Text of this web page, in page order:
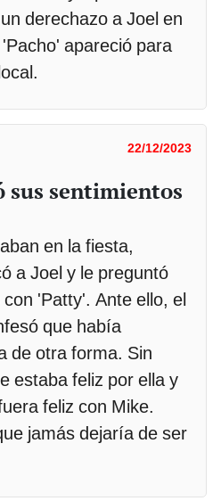
derechazo a Joel en
apareció para
22/12/2023
sus sentimientos
en la fiesta,
a Joel y le preguntó
'Patty'. Ante ello, el
que había
de otra forma. Sin
estaba feliz por ella y
feliz con Mike.
jamás dejaría de ser